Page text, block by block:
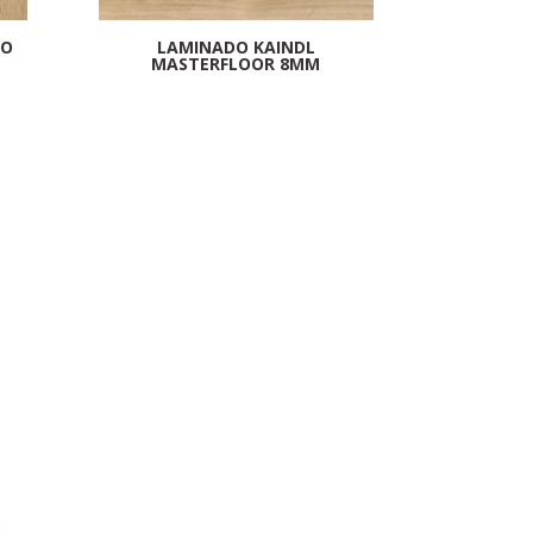
LAMINADO KAINDL
MASTERFLOOR 8MM